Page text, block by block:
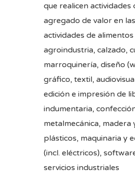
que realicen actividades
agregado de valor en las
actividades de
agroindustria, calzado,
marroquinería, diseño
gráfico, textil,
edición e impresión de
indumentaria,
metalmecánica, madera
plásticos, maquinaria y
(incl. eléctricos),
servicios industriales